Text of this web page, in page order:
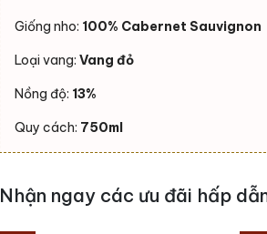
Giống nho: 100% Cabernet Sauvignon
Loại vang: Vang đỏ
Nồng độ: 13%
Quy cách: 750ml
Nhận ngay các ưu đãi hấp